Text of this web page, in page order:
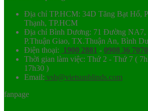
Địa chỉ TP.HCM: 34D Tăng Bạt Hổ,
Thạnh, TP.HCM
Địa chỉ Bình Dương: 71 Đường NA7,
P.Thuận Giao, TX.Thuận An, Bình
Điện thoại: 1900 2881 - 0908 36 7070
Thời gian làm việc: Thứ 2 - Thứ 7 (
17h30 )
Email: vsb@vietsunblinds.com
fanpage